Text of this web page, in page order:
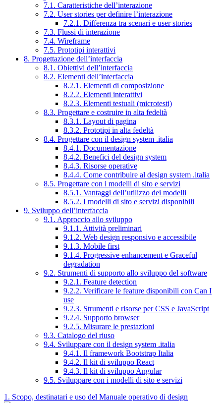
7.1. Caratteristiche dell’interazione
7.2. User stories per definire l’interazione
7.2.1. Differenza tra scenari e user stories
7.3. Flussi di interazione
7.4. Wireframe
7.5. Prototipi interattivi
8. Progettazione dell’interfaccia
8.1. Obiettivi dell’interfaccia
8.2. Elementi dell’interfaccia
8.2.1. Elementi di composizione
8.2.2. Elementi interattivi
8.2.3. Elementi testuali (microtesti)
8.3. Progettare e costruire in alta fedeltà
8.3.1. Layout di pagina
8.3.2. Prototipi in alta fedeltà
8.4. Progettare con il design system .italia
8.4.1. Documentazione
8.4.2. Benefici del design system
8.4.3. Risorse operative
8.4.4. Come contribuire al design system .italia
8.5. Progettare con i modelli di sito e servizi
8.5.1. Vantaggi dell’utilizzo dei modelli
8.5.2. I modelli di sito e servizi disponibili
9. Sviluppo dell’interfaccia
9.1. Approccio allo sviluppo
9.1.1. Attività preliminari
9.1.2. Web design responsivo e accessibile
9.1.3. Mobile first
9.1.4. Progressive enhancement e Graceful
degradation
9.2. Strumenti di supporto allo sviluppo del software
9.2.1. Feature detection
9.2.2. Verificare le feature disponibili con Can I
use
9.2.3. Strumenti e risorse per CSS e JavaScript
9.2.4. Supporto browser
9.2.5. Misurare le prestazioni
9.3. Catalogo del riuso
9.4. Sviluppare con il design system .italia
9.4.1. Il framework Bootstrap Italia
9.4.2. Il kit di sviluppo React
9.4.3. Il kit di sviluppo Angular
9.5. Sviluppare con i modelli di sito e servizi
1. Scopo, destinatari e uso del Manuale operativo di design